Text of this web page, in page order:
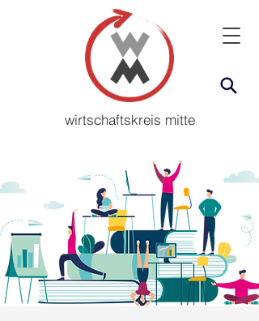
wirtschaftskreis mitte